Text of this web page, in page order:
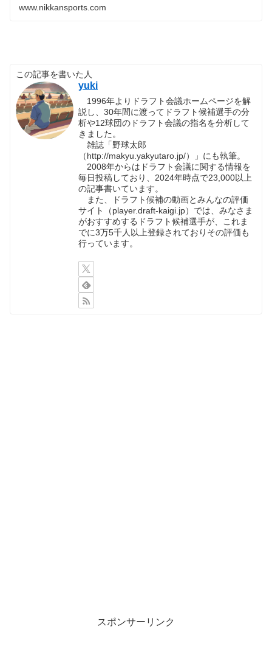
www.nikkansports.com
この記事を書いた人
yuki
1996年よりドラフト会議ホームページを解
説し、30年間に渡ってドラフト候補選手の分
析や12球団のドラフト会議の指名を分析して
きました。
雑誌「野球太郎
（http://makyu.yakyutaro.jp/）」にも執筆。
2008年からはドラフト会議に関する情報を
毎日投稿しており、2024年時点で23,000以上
の記事書いています。
また、ドラフト候補の動画とみんなの評価
サイト（player.draft-kaigi.jp）では、みなさま
がおすすめするドラフト候補選手が、これま
でに3万5千人以上登録されておりその評価も
行っています。
スポンサーリンク